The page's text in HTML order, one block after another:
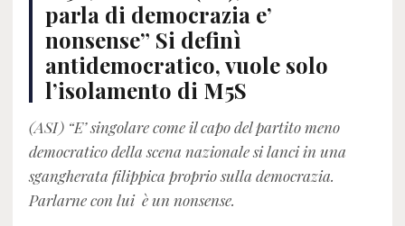
parla di democrazia e’
nonsense” Si definì
antidemocratico, vuole solo
l’isolamento di M5S
(ASI) “E’ singolare come il capo del partito meno
democratico della scena nazionale si lanci in una
sgangherata filippica proprio sulla democrazia.
Parlarne con lui è un nonsense.